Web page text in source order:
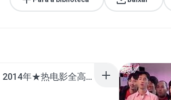
韩国电影：一对一，2014年★热电影全高清★✔✔11.mp4